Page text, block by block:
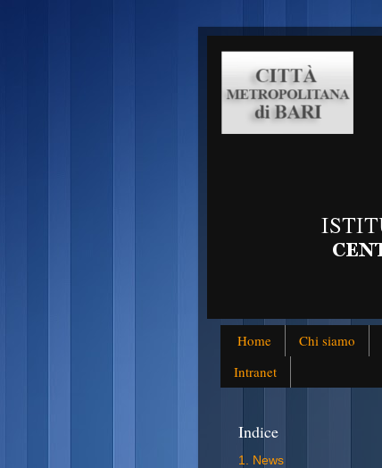
Home Chi siamo
Intranet
Indice
1. News